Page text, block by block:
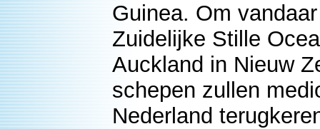
Guinea. Om
Zuidelijke Stille
Auckland in Nieuw
schepen zullen
Nederland